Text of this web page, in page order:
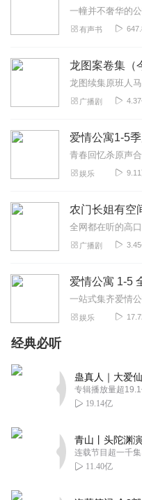
有声书
广播剧
爱情公寓1-5
娱乐
广播剧
爱情公寓 1-5
娱乐
经典必听
专辑播放量超
19.14亿
连载节目超一千集
11.40亿